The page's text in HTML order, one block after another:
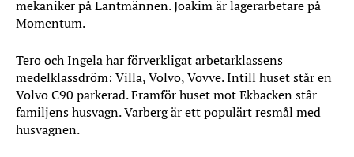
mekaniker på Lantmännen. Joakim är lagerarbetare på
Momentum.
Tero och Ingela har förverkligat arbetarklassens
medelklassdröm: Villa, Volvo, Vovve. Intill huset står en
Volvo C90 parkerad. Framför huset mot Ekbacken står
familjens husvagn. Varberg är ett populärt resmål med
husvagnen.